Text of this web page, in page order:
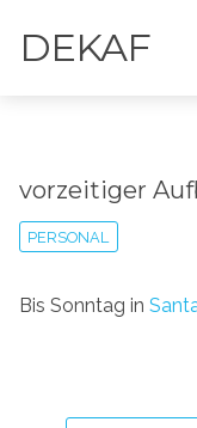
DEKAF
vorzeitiger
PERSONAL
Bis Sonntag in